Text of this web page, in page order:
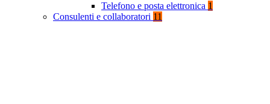
Telefono e posta elettronica 1
Consulenti e collaboratori 11